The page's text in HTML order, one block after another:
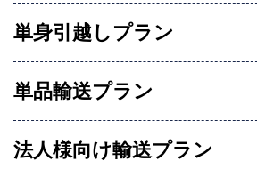
単身引越しプラン
単品輸送プラン
法人様向け輸送プラン